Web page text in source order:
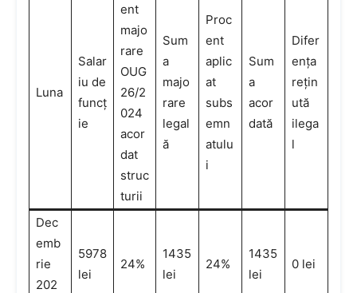
Luna
Salar
iu de
funcț
ie
ent
majo
rare
OUG
26/2
024
acor
dat
struc
turii
Sum
a
majo
rare
legal
ă
Proc
ent
aplic
at
subs
emn
atulu
i
Sum
a
acor
dată
Difer
ența
rețin
ută
ilega
l
Dec
emb
rie
202
5978
lei
24%
1435
lei
24%
1435
lei
0 lei